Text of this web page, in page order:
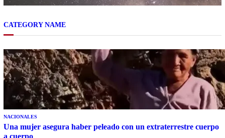
CATEGORY NAME
NACIONALES
Una mujer asegura haber peleado con un extraterrestre cuerpo
a cuerpo